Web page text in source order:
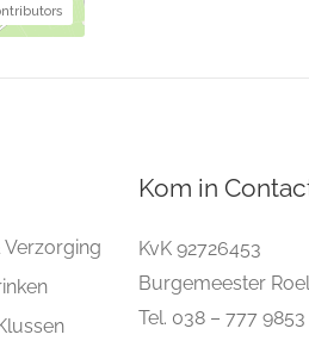
Verzorging
Kom in
KvK 92726453
Burgemeester
Tel. 038 – 777 9853